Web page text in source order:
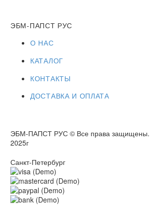
ЭБМ-ПАПСТ РУС
О НАС
КАТАЛОГ
КОНТАКТЫ
ДОСТАВКА И ОПЛАТА
ЭБМ-ПАПСТ РУС © Все права
2025г
Санкт-Петербург